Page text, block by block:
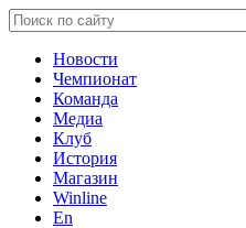
Новости
Чемпионат
Команда
Медиа
Клуб
История
Магазин
Winline
En